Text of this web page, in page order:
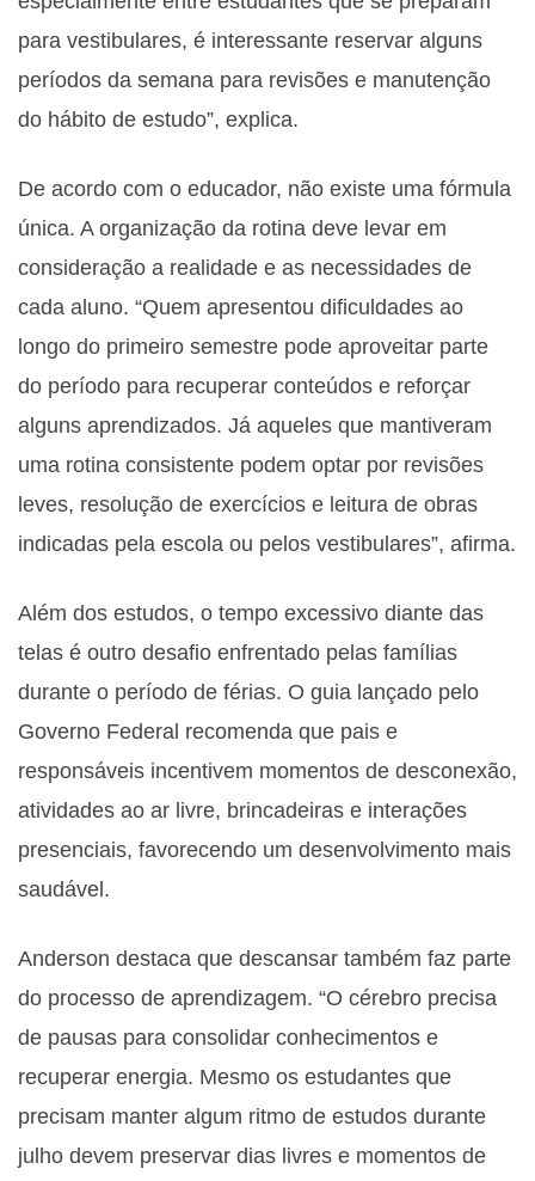
para vestibulares, é interessante reservar alguns
períodos da semana para revisões e manutenção
do hábito de estudo”, explica.
De acordo com o educador, não existe uma fórmula
única. A organização da rotina deve levar em
consideração a realidade e as necessidades de
cada aluno. “Quem apresentou dificuldades ao
longo do primeiro semestre pode aproveitar parte
do período para recuperar conteúdos e reforçar
alguns aprendizados. Já aqueles que mantiveram
uma rotina consistente podem optar por revisões
leves, resolução de exercícios e leitura de obras
indicadas pela escola ou pelos vestibulares”, afirma.
Além dos estudos, o tempo excessivo diante das
telas é outro desafio enfrentado pelas famílias
durante o período de férias. O guia lançado pelo
Governo Federal recomenda que pais e
responsáveis incentivem momentos de desconexão,
atividades ao ar livre, brincadeiras e interações
presenciais, favorecendo um desenvolvimento mais
saudável.
Anderson destaca que descansar também faz parte
do processo de aprendizagem. “O cérebro precisa
de pausas para consolidar conhecimentos e
recuperar energia. Mesmo os estudantes que
precisam manter algum ritmo de estudos durante
julho devem preservar dias livres e momentos de